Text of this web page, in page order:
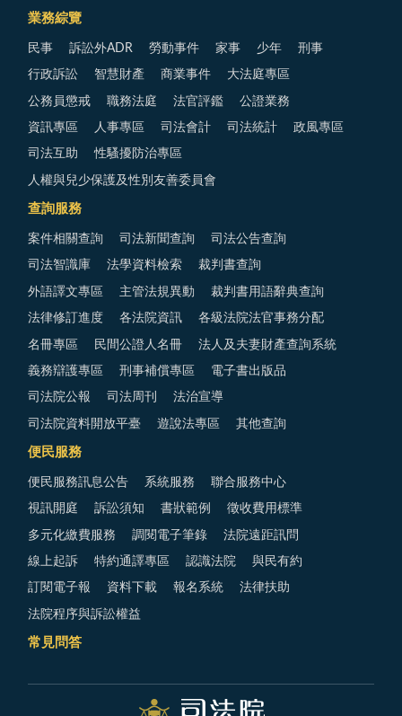
業務綜覽
民事 訴訟外ADR 勞動事件 家事 少年 刑事
行政訴訟 智慧財產 商業事件 大法庭專區
公務員懲戒 職務法庭 法官評鑑 公證業務
資訊專區 人事專區 司法會計 司法統計 政風專區
司法互助 性騷擾防治專區
人權與兒少保護及性別友善委員會
查詢服務
案件相關查詢 司法新聞查詢 司法公告查詢
司法智識庫 法學資料檢索 裁判書查詢
外語譯文專區 主管法規異動 裁判書用語辭典查詢
法律修訂進度 各法院資訊 各級法院法官事務分配
名冊專區 民間公證人名冊 法人及夫妻財產查詢系統
義務辯護專區 刑事補償專區 電子書出版品
司法院公報 司法周刊 法治宣導
司法院資料開放平臺 遊說法專區 其他查詢
便民服務
便民服務訊息公告 系統服務 聯合服務中心
視訊開庭 訴訟須知 書狀範例 徵收費用標準
多元化繳費服務 調閱電子筆錄 法院遠距訊問
線上起訴 特約通譯專區 認識法院 與民有約
訂閱電子報 資料下載 報名系統 法律扶助
法院程序與訴訟權益
常見問答